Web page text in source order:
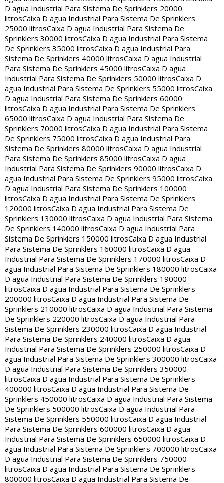
D agua Industrial Para Sistema De Sprinklers 20000
litrosCaixa D agua Industrial Para Sistema De Sprinklers
25000 litrosCaixa D agua Industrial Para Sistema De
Sprinklers 30000 litrosCaixa D agua Industrial Para Sistema
De Sprinklers 35000 litrosCaixa D agua Industrial Para
Sistema De Sprinklers 40000 litrosCaixa D agua Industrial
Para Sistema De Sprinklers 45000 litrosCaixa D agua
Industrial Para Sistema De Sprinklers 50000 litrosCaixa D
agua Industrial Para Sistema De Sprinklers 55000 litrosCaixa
D agua Industrial Para Sistema De Sprinklers 60000
litrosCaixa D agua Industrial Para Sistema De Sprinklers
65000 litrosCaixa D agua Industrial Para Sistema De
Sprinklers 70000 litrosCaixa D agua Industrial Para Sistema
De Sprinklers 75000 litrosCaixa D agua Industrial Para
Sistema De Sprinklers 80000 litrosCaixa D agua Industrial
Para Sistema De Sprinklers 85000 litrosCaixa D agua
Industrial Para Sistema De Sprinklers 90000 litrosCaixa D
agua Industrial Para Sistema De Sprinklers 95000 litrosCaixa
D agua Industrial Para Sistema De Sprinklers 100000
litrosCaixa D agua Industrial Para Sistema De Sprinklers
120000 litrosCaixa D agua Industrial Para Sistema De
Sprinklers 130000 litrosCaixa D agua Industrial Para Sistema
De Sprinklers 140000 litrosCaixa D agua Industrial Para
Sistema De Sprinklers 150000 litrosCaixa D agua Industrial
Para Sistema De Sprinklers 160000 litrosCaixa D agua
Industrial Para Sistema De Sprinklers 170000 litrosCaixa D
agua Industrial Para Sistema De Sprinklers 180000 litrosCaixa
D agua Industrial Para Sistema De Sprinklers 190000
litrosCaixa D agua Industrial Para Sistema De Sprinklers
200000 litrosCaixa D agua Industrial Para Sistema De
Sprinklers 210000 litrosCaixa D agua Industrial Para Sistema
De Sprinklers 220000 litrosCaixa D agua Industrial Para
Sistema De Sprinklers 230000 litrosCaixa D agua Industrial
Para Sistema De Sprinklers 240000 litrosCaixa D agua
Industrial Para Sistema De Sprinklers 250000 litrosCaixa D
agua Industrial Para Sistema De Sprinklers 300000 litrosCaixa
D agua Industrial Para Sistema De Sprinklers 350000
litrosCaixa D agua Industrial Para Sistema De Sprinklers
400000 litrosCaixa D agua Industrial Para Sistema De
Sprinklers 450000 litrosCaixa D agua Industrial Para Sistema
De Sprinklers 500000 litrosCaixa D agua Industrial Para
Sistema De Sprinklers 550000 litrosCaixa D agua Industrial
Para Sistema De Sprinklers 600000 litrosCaixa D agua
Industrial Para Sistema De Sprinklers 650000 litrosCaixa D
agua Industrial Para Sistema De Sprinklers 700000 litrosCaixa
D agua Industrial Para Sistema De Sprinklers 750000
litrosCaixa D agua Industrial Para Sistema De Sprinklers
800000 litrosCaixa D agua Industrial Para Sistema De